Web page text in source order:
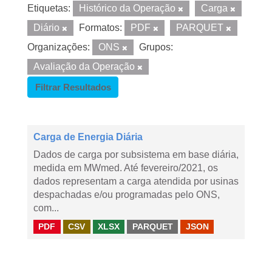
Etiquetas: Histórico da Operação
Carga
Diário
Formatos: PDF
PARQUET
Organizações:
ONS
Grupos:
Avaliação da Operação
Filtrar Resultados
Carga de Energia Diária
Dados de carga por subsistema em base diária,
medida em MWmed. Até fevereiro/2021, os
dados representam a carga atendida por usinas
despachadas e/ou programadas pelo ONS,
com...
PDF CSV XLSX PARQUET JSON